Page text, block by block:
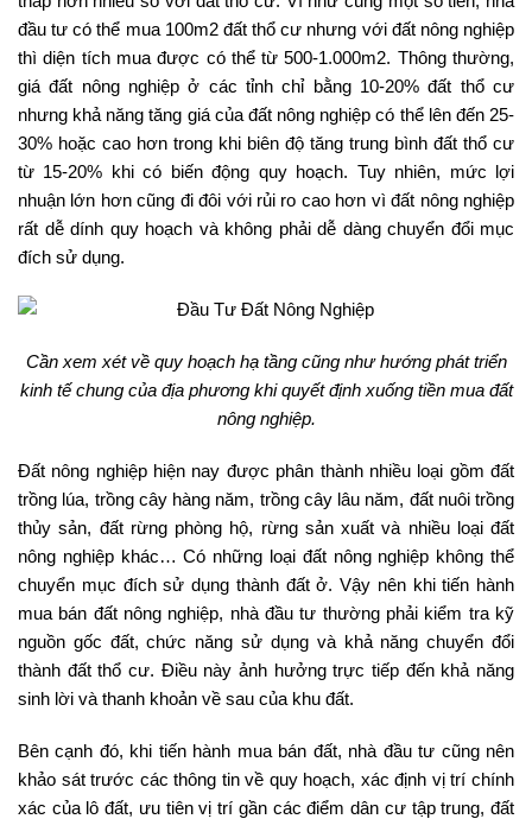
đầu tư có thể mua 100m2 đất thổ cư nhưng với đất nông nghiệp
thì diện tích mua được có thể từ 500-1.000m2. Thông thường,
giá đất nông nghiệp ở các tỉnh chỉ bằng 10-20% đất thổ cư
nhưng khả năng tăng giá của đất nông nghiệp có thể lên đến 25-
30% hoặc cao hơn trong khi biên độ tăng trung bình đất thổ cư
từ 15-20% khi có biến động quy hoạch. Tuy nhiên, mức lợi
nhuận lớn hơn cũng đi đôi với rủi ro cao hơn vì đất nông nghiệp
rất dễ dính quy hoạch và không phải dễ dàng chuyển đổi mục
đích sử dụng.
Cần xem xét về quy hoạch hạ tầng cũng như hướng phát triển
kinh tế chung của địa phương khi quyết định xuống tiền mua đất
nông nghiệp.
Đất nông nghiệp hiện nay được phân thành nhiều loại gồm đất
trồng lúa, trồng cây hàng năm, trồng cây lâu năm, đất nuôi trồng
thủy sản, đất rừng phòng hộ, rừng sản xuất và nhiều loại đất
nông nghiệp khác… Có những loại đất nông nghiệp không thể
chuyển mục đích sử dụng thành đất ở. Vậy nên khi tiến hành
mua bán đất nông nghiệp, nhà đầu tư thường phải kiểm tra kỹ
nguồn gốc đất, chức năng sử dụng và khả năng chuyển đổi
thành đất thổ cư. Điều này ảnh hưởng trực tiếp đến khả năng
sinh lời và thanh khoản về sau của khu đất.
Bên cạnh đó, khi tiến hành mua bán đất, nhà đầu tư cũng nên
khảo sát trước các thông tin về quy hoạch, xác định vị trí chính
xác của lô đất, ưu tiên vị trí gần các điểm dân cư tập trung, đất